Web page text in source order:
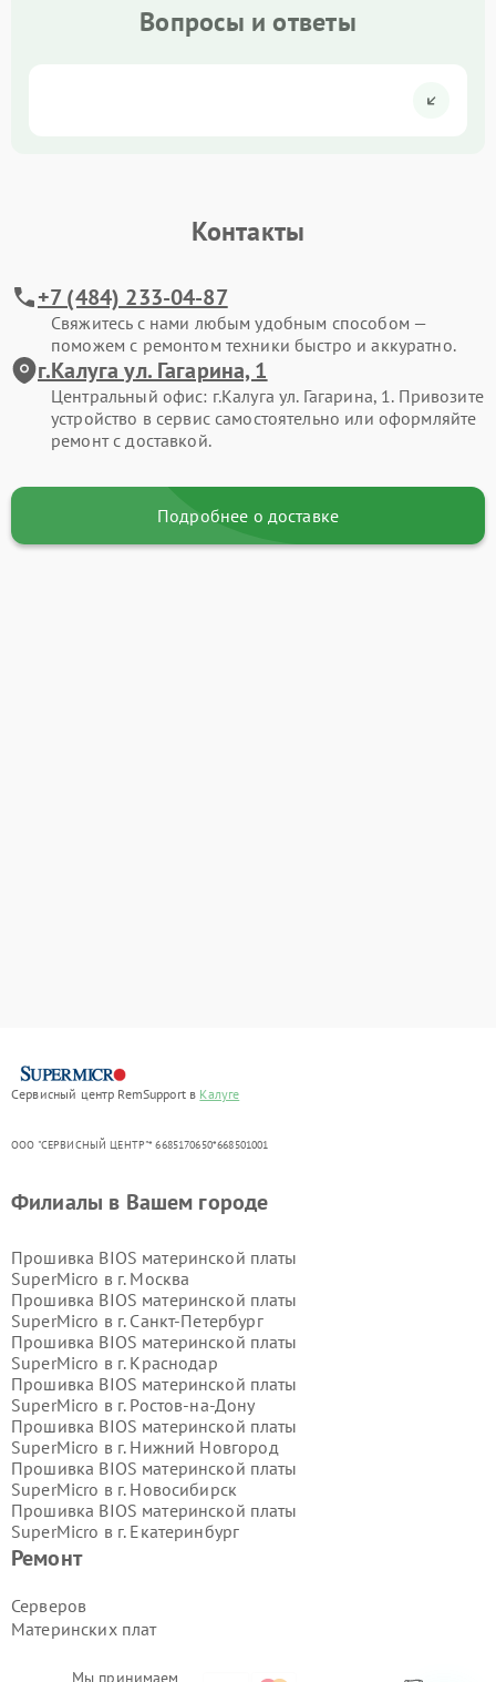
Вопросы и ответы
Контакты
+7 (484) 233-04-87
Свяжитесь с нами любым удобным способом —
поможем с ремонтом техники быстро и аккуратно.
г.Калуга ул. Гагарина, 1
Центральный офис: г.Калуга ул. Гагарина, 1. Привозите
устройство в сервис самостоятельно или оформляйте
ремонт с доставкой.
Подробнее о доставке
Сервисный центр RemSupport в Калуге
ООО "СЕРВИСНЫЙ ЦЕНТР"* 6685170650*668501001
Ремонт
Серверов
Материнских плат
Филиалы в Вашем городе
Прошивка BIOS материнской платы
SuperMicro в г. Москва
Прошивка BIOS материнской платы
SuperMicro в г. Санкт-Петербург
Прошивка BIOS материнской платы
SuperMicro в г. Краснодар
Прошивка BIOS материнской платы
SuperMicro в г. Ростов-на-Дону
Прошивка BIOS материнской платы
SuperMicro в г. Нижний Новгород
Прошивка BIOS материнской платы
SuperMicro в г. Новосибирск
Прошивка BIOS материнской платы
SuperMicro в г. Екатеринбург
Прошивка BIOS материнской платы
SuperMicro в г.
SuperMicro в г.
Прошивка BIOS материнской платы